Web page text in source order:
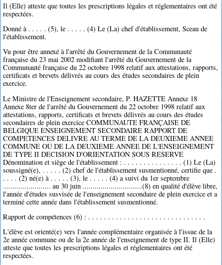
Il (Elle) atteste que toutes les prescriptions légales et réglementaires ont été
respectées.
Donné à . . . . . (5), le . . . . . (4) Le (La) chef d'établissement, Sceau de
l'établissement.
Vu pour être annexé à l'arrêté du Gouvernement de la Communauté
française du 23 mai 2002 modifiant l'arrêté du Gouvernement de la
Communauté française du 22 octobre 1998 relatif aux attestations, rapports,
certificats et brevets délivrés au cours des études secondaires de plein
exercice.
Le Ministre de l'Enseignement secondaire, P. HAZETTE Annexe 18
Annexe 8ter de l'arrêté du Gouvernement du 22 octobre 1998 relatif aux
attestations, rapports, certificats et brevets délivrés au cours des études
secondaires de plein exercice COMMUNAUTE FRANÇAISE DE
BELGIQUE ENSEIGNEMENT SECONDAIRE RAPPORT DE
COMPETENCES DELIVRE AU TERME DE LA DEUXIEME ANNEE
COMMUNE OU DE LA DEUXIEME ANNEE DE L'ENSEIGNEMENT
DE TYPE II DECISION D'ORIENTATION SOUS RESERVE
Dénomination et siège de l'établissement : . . . . . . . . . . . . . . . (1) Le (La)
soussigné(e), . . . . . (2) chef de l'établissement susmentionné, certifie que .
. . . . (2) né(e) à . . . . . (3), le . . . . . (4) a suivi du 1er septembre
........................ au 30 juin ..............................(8) en qualité d'élève libre,
l'année d'études susvisée de l'enseignement secondaire de plein exercice et a
terminé cette année dans l'établissement susmentionné.
Rapport de compétences (6) : . . . . . . . . . . . . . . . . . . . . . . . . . . . . . .
L'élève est orienté(e) vers l'année complémentaire organisée à l'issue de la
2e année commune ou de la 2e année de l'enseignement de type II. Il (Elle)
atteste que toutes les prescriptions légales et réglementaires ont été
respectées.